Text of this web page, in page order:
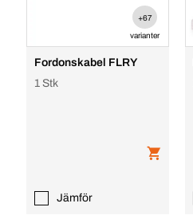
+67
varianter
Fordonskabel FLRY
1 Stk
Jämför